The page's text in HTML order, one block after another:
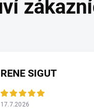
RENE SIGUT
17.7.2026